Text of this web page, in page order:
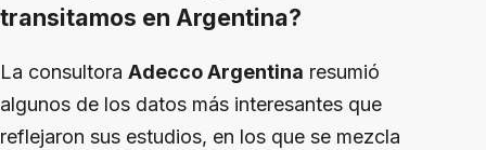
transitamos en Argentina?
La consultora Adecco Argentina resumió
algunos de los datos más interesantes que
reflejaron sus estudios, en los que se mezcla